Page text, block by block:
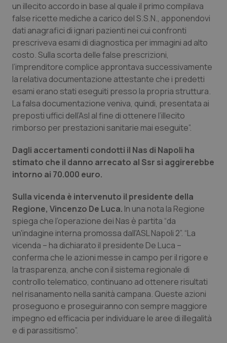
Lombardia
Marche
Molise
Piemonte
Provincia Autonoma di Bolzano
Puglia
Sardegna
Sicilia
Toscana
Umbria
Valle D’Aosta
Veneto
Dolore
Donna & Salute
Epatiti
HIV
Infezioni & Febbre
Malattie rare
Malattia di Crohn & Rettocolite Ulcerosa
Neuroscienze & patologie neurodegenerative
Obesità
Oftalmologia
Oncodermatologia
Oncoematologia
un illecito accordo in base al quale il primo compilava
false ricette mediche a carico del S.S.N., apponendovi
dati anagrafici di ignari pazienti nei cui confronti
prescriveva esami di diagnostica per immagini ad alto
costo. Sulla scorta delle false prescrizioni,
l’imprenditore complice approntava successivamente
la relativa documentazione attestante che i predetti
esami erano stati eseguiti presso la propria struttura.
La falsa documentazione veniva, quindi, presentata ai
preposti uffici dell’Asl al fine di ottenere l’illecito
rimborso per prestazioni sanitarie mai eseguite”.
Dagli accertamenti condotti il Nas di Napoli ha
stimato che il danno arrecato al Ssr si aggirerebbe
intorno ai 70.000 euro.
Sulla vicenda è intervenuto il presidente della
Regione, Vincenzo De Luca. In una nota la Regione
spiega che l’operazione dei Nas è partita “da
un'indagine interna promossa dall'ASL Napoli 2”. “La
vicenda – ha dichiarato il presidente De Luca –
conferma che le azioni messe in campo per il rigore e
la trasparenza, anche con il sistema regionale di
controllo telematico, continuano ad ottenere risultati
nel risanamento nella sanità campana. Queste azioni
proseguono e proseguiranno con sempre maggiore
impegno ed efficacia per individuare le aree di illegalità
e di parassitismo”.